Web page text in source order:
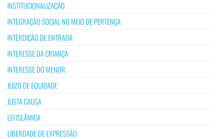
INSTITUCIONALIZAÇÃO
INTEGRAÇÃO SOCIAL NO MEIO DE PERTENÇA
INTERDIÇÃO DE ENTRADA
INTERESSE DA CRIANÇA
INTERESSE DO MENOR
JUÍZO DE EQUIDADE
JUSTA CAUSA
LEI ISLÂMICA
LIBERDADE DE EXPRESSÃO